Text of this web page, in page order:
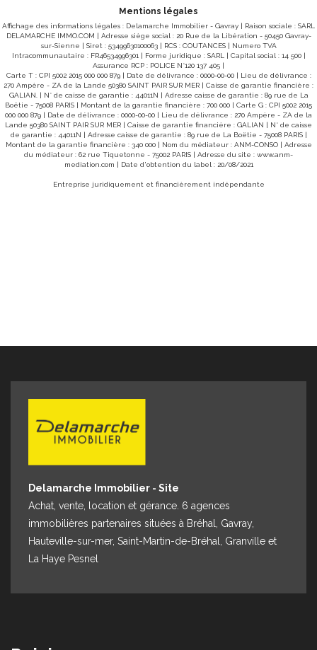
estimé des dépenses annuelles d'énergie pour un usage
standard entre 2920€ et 3980 € par an (prix moyens des
énergies indexés au 01/01/2021) Loyer: 805€ Dépôt de
Garantie: 805€ Honoraires charges locataires : 644 euros
dont 80.50€ euros d'état des lieux « Les informations sur
les risques auxquels ce bien est exposé sont disponibles
sur le site Géorisques : www.georisques.gouv.fr »
Mentions légales
Affichage des informations légales : Delamarche Immobilier - Gavray | Raison sociale : SARL
DELAMARCHE IMMO.COM | Adresse siège social : 20 Rue de la Libération - 50450 Gavray-
sur-Sienne | Siret : 53499630100063 | RCS : COUTANCES | Numero TVA
Intracommunautaire : FR46534996301 | Forme juridique : SARL | Capital social : 14 500 |
Assurance RCP : POLICE N°120 137 405 |
Carte T : CPI 5002 2015 000 000 879 | Date de délivrance : 0000-00-00 | Lieu de délivrance :
270 Ampère - ZA de la Lande 50380 SAINT PAIR SUR MER | Caisse de garantie financière :
GALIAN. | N° de caisse de garantie : 44011N | Adresse caisse de garantie : 89 rue de La
Boëtie - 75008 PARIS | Montant de la garantie financière : 700 000 | Carte G : CPI 5002 2015
000 000 879 | Date de délivrance : 0000-00-00 | Lieu de délivrance : 270 Ampère - ZA de la
Lande 50380 SAINT PAIR SUR MER | Caisse de garantie financière : GALIAN | N° de caisse
de garantie : 44011N | Adresse caisse de garantie : 89 rue de La Boëtie - 75008 PARIS |
Montant de la garantie financière : 340 000 | Nom du médiateur : ANM-CONSO | Adresse
du médiateur : 62 rue Tiquetonne - 75002 PARIS | Adresse du site : www.anm-
mediation.com | Date d'obtention du label : 20/08/2021
Entreprise juridiquement et financièrement indépendante
Delamarche Immobilier - Site
Achat, vente, location et gérance. 6 agences
immobilières partenaires situées à Bréhal, Gavray,
Hauteville-sur-mer, Saint-Martin-de-Bréhal, Granville et
La Haye Pesnel